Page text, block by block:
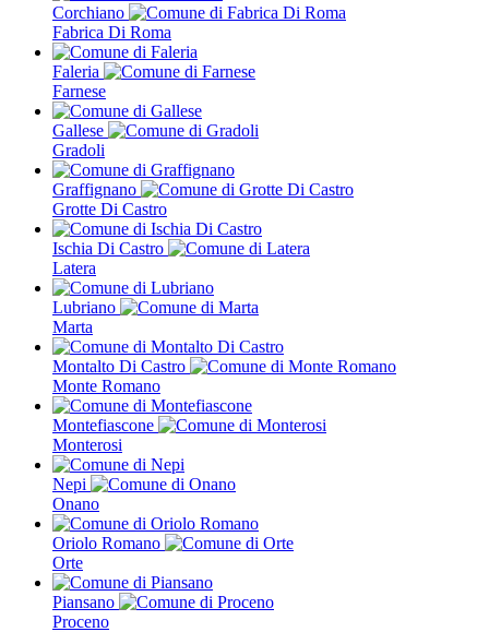
Corchiano
Fabrica Di Roma
Faleria
Farnese
Gallese
Gradoli
Graffignano
Grotte Di Castro
Ischia Di Castro
Latera
Lubriano
Marta
Montalto Di Castro
Monte Romano
Montefiascone
Monterosi
Nepi
Onano
Oriolo Romano
Orte
Piansano
Proceno